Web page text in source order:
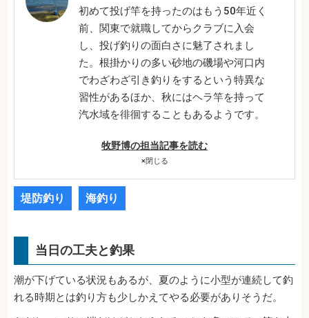
初めて投げ竿を持ったのはもう50年近く
前、関東で就職してからクラブに入会
し、投げ釣りの面白さに魅了されまし
た。根掛かりの多い砂地の磯場や河口内
でわざわざ引き釣りをするという特異な
習性があるほか、秋にはヘラ竿を持って
汽水域を徘徊することもあるようです。
牧野博の担当記事を読む
×閉じる
堤防釣り 海釣り
当日の工夫と釣果
潮が下げている状況もあるが、夏のように小型が連続して釣
れる時期とは釣り方も少しかえてやる必要がありそうだ。